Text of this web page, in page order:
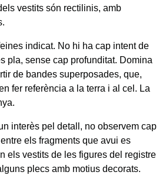
vestits són rectilinis, amb
indicat. No hi ha cap intent de
pla, sense cap profunditat. Domina
de bandes superposades, que,
fer referència a la terra i al cel. La
interès pel detall, no observem cap
els fragments que avui es
els vestits de les figures del registre
plecs amb motius decorats.